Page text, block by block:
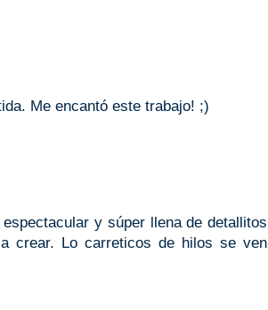
Me encantó este trabajo! ;)
y súper llena de detallitos
crear. Lo carreticos de hilos se ven